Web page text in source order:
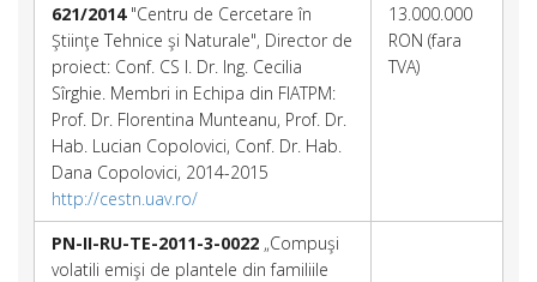
621/2014 "Centru de Cercetare în
Ştiinţe Tehnice şi Naturale", Director de
proiect: Conf. CS I. Dr. Ing. Cecilia
Sîrghie. Membri in Echipa din FIATPM:
Prof. Dr. Florentina Munteanu, Prof. Dr.
Hab. Lucian Copolovici, Conf. Dr. Hab.
Dana Copolovici, 2014-2015
http://cestn.uav.ro/
13.000.000
RON (fara
TVA)
PN-II-RU-TE-2011-3-0022 „Compuşi
volatili emişi de plantele din familiile